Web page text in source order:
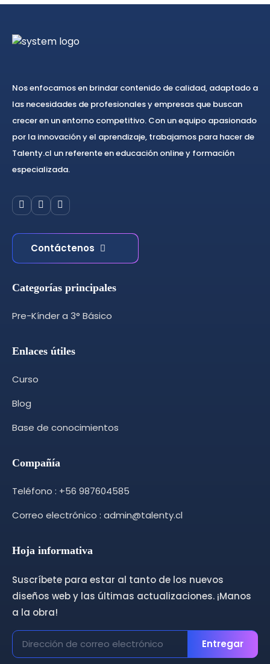
Nos enfocamos en brindar contenido de calidad, adaptado a
las necesidades de profesionales y empresas que buscan
crecer en un entorno competitivo. Con un equipo apasionado
por la innovación y el aprendizaje, trabajamos para hacer de
Talenty.cl un referente en educación online y formación
especializada.
Contáctenos
Categorías principales
Pre-Kínder a 3° Básico
Enlaces útiles
Curso
Blog
Base de conocimientos
Compañía
Teléfono : +56 987604585
Correo electrónico : admin@talenty.cl
Hoja informativa
Suscríbete para estar al tanto de los nuevos
diseños web y las últimas actualizaciones. ¡Manos
a la obra!
Entregar